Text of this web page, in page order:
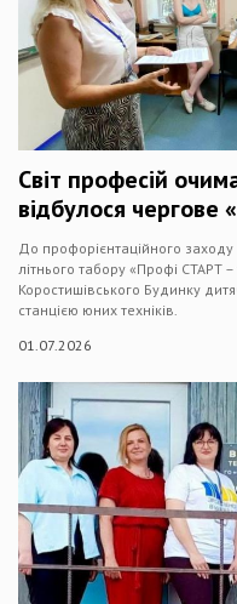
Світ професій
відбулося чергове
До профорієнтаційного
літнього табору «Профі СТАРТ
Коростишівського Будинку
станцією юних техніків.
01.07.2026